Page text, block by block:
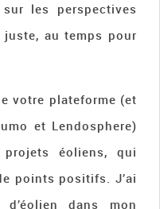
les perspectives
au temps pour
votre plateforme (et
et Lendosphere)
éoliens, qui
points positifs. J’ai
d’éolien dans mon